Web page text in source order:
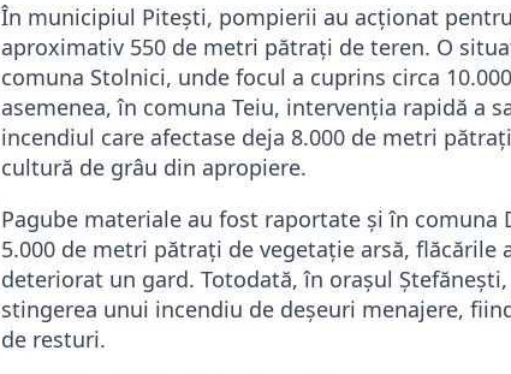
În municipiul Pitești, pompierii au acționat
aproximativ 550 de metri pătrați de teren. O
comuna Stolnici, unde focul a cuprins circa
asemenea, în comuna Teiu, intervenția rapidă a
incendiul care afectase deja 8.000 de metri
cultură de grâu din apropiere.
Pagube materiale au fost raportate și în
5.000 de metri pătrați de vegetație arsă, flăcările
deteriorat un gard. Totodată, în orașul
stingerea unui incendiu de deșeuri menajere,
de resturi.